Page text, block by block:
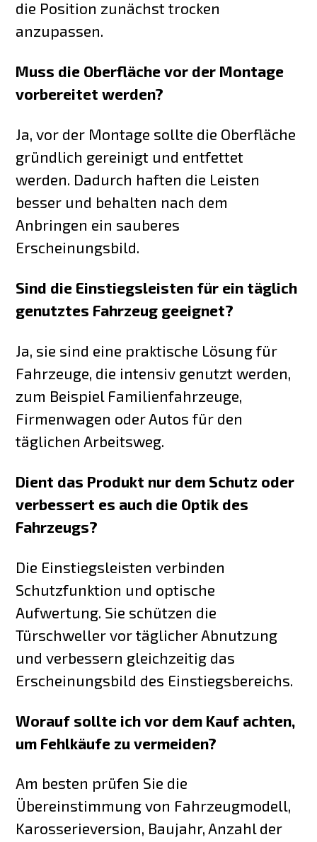
die Position zunächst trocken
anzupassen.
Muss die Oberfläche vor der Montage
vorbereitet werden?
Ja, vor der Montage sollte die Oberfläche
gründlich gereinigt und entfettet
werden. Dadurch haften die Leisten
besser und behalten nach dem
Anbringen ein sauberes
Erscheinungsbild.
Sind die Einstiegsleisten für ein täglich
genutztes Fahrzeug geeignet?
Ja, sie sind eine praktische Lösung für
Fahrzeuge, die intensiv genutzt werden,
zum Beispiel Familienfahrzeuge,
Firmenwagen oder Autos für den
täglichen Arbeitsweg.
Dient das Produkt nur dem Schutz oder
verbessert es auch die Optik des
Fahrzeugs?
Die Einstiegsleisten verbinden
Schutzfunktion und optische
Aufwertung. Sie schützen die
Türschweller vor täglicher Abnutzung
und verbessern gleichzeitig das
Erscheinungsbild des Einstiegsbereichs.
Worauf sollte ich vor dem Kauf achten,
um Fehlkäufe zu vermeiden?
Am besten prüfen Sie die
Übereinstimmung von Fahrzeugmodell,
Karosserieversion, Baujahr, Anzahl der